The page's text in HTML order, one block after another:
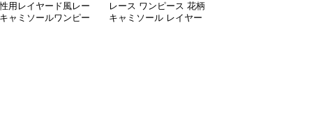
用レイヤード風レー
ャミソールワンピー
レース ワンピース 花柄
キャミソール レイヤー